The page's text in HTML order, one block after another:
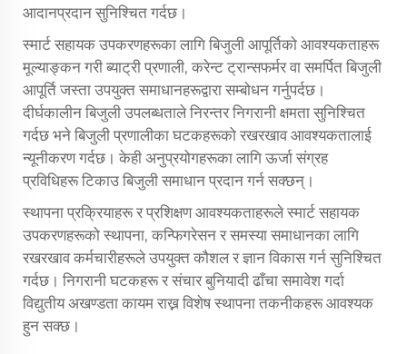
आदानप्रदान सुनिश्चित गर्दछ।
स्मार्ट सहायक उपकरणहरूका लागि बिजुली आपूर्तिको आवश्यकताहरू
मूल्याङ्कन गरी ब्याट्री प्रणाली, करेन्ट ट्रान्सफर्मर वा समर्पित बिजुली
आपूर्ति जस्ता उपयुक्त समाधानहरूद्वारा सम्बोधन गर्नुपर्दछ।
दीर्घकालीन बिजुली उपलब्धताले निरन्तर निगरानी क्षमता सुनिश्चित
गर्दछ भने बिजुली प्रणालीका घटकहरूको रखरखाव आवश्यकतालाई
न्यूनीकरण गर्दछ। केही अनुप्रयोगहरूका लागि ऊर्जा संग्रह
प्रविधिहरू टिकाउ बिजुली समाधान प्रदान गर्न सक्छन्।
स्थापना प्रक्रियाहरू र प्रशिक्षण आवश्यकताहरूले स्मार्ट सहायक
उपकरणहरूको स्थापना, कन्फिगरेसन र समस्या समाधानका लागि
रखरखाव कर्मचारीहरूले उपयुक्त कौशल र ज्ञान विकास गर्न सुनिश्चित
गर्दछ। निगरानी घटकहरू र संचार बुनियादी ढाँचा समावेश गर्दा
विद्युतीय अखण्डता कायम राख्न विशेष स्थापना तकनीकहरू आवश्यक
हुन सक्छ।